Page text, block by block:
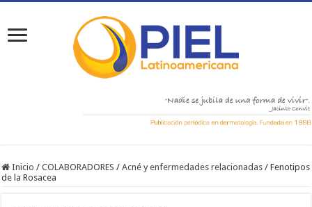
Inicio / COLABORADORES / Acné y enfermedades relacionadas / Fenotipos
de la Rosacea